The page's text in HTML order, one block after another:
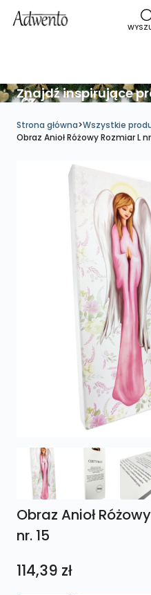
Znajdź inspirujące
Strona główna>Wszystkie
Obraz Anioł Różowy Rozmiar L
Obraz Anioł
nr. 15
114,39 zł